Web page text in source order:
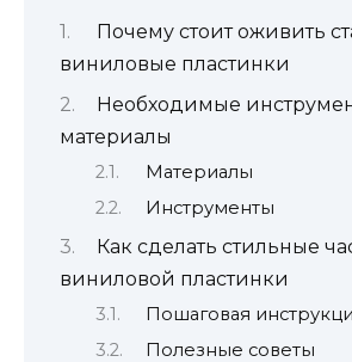
Почему стоит оживить
виниловые пластинки
Необходимые
материалы
Материалы
Инструменты
Как сделать стильные
виниловой пластинки
Пошаговая
Полезные советы